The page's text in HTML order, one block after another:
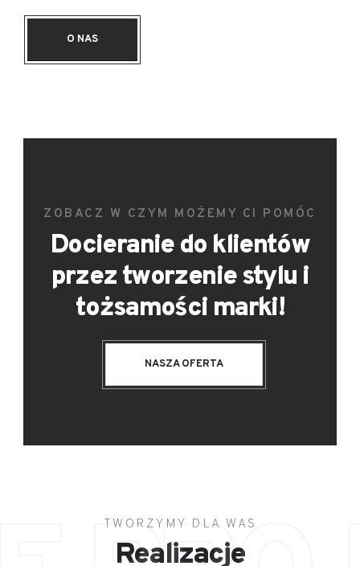
O NAS
ZOBACZ W CZYM MOŻEMY CI POMÓC
Docieranie do klientów
przez tworzenie stylu i
tożsamości marki!
NASZA OFERTA
TWORZYMY DLA WAS
Realizacje